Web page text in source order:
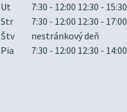
Ut
7:30 - 12:00 12:30 - 15:30
Str
7:30 - 12:00 12:30 - 17:00
Štv
nestránkový deň
Pia
7:30 - 12:00 12:30 - 14:00